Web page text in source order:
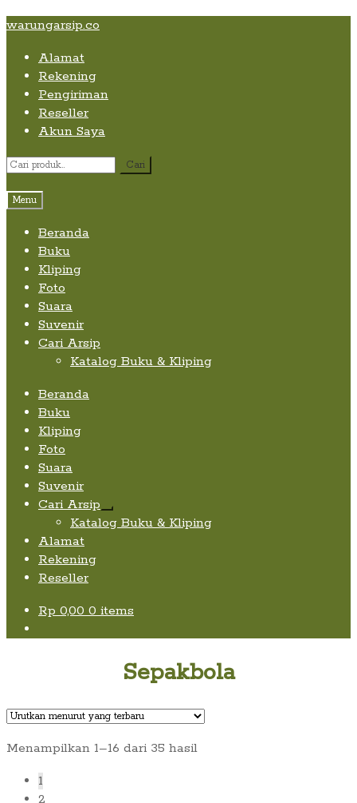
Skip
content
Skip
navigation
Skip
content
warungarsip.co
Alamat
Rekening
Pengiriman
Reseller
Akun Saya
Pencarian
Cari
Menu
Beranda
Buku
Kliping
Foto
Suara
Suvenir
Cari Arsip
Katalog Buku & Kliping
Beranda
Buku
Kliping
Foto
Suara
Suvenir
Cari Arsip
Expand
child
Katalog Buku & Kliping
Alamat
Rekening
Reseller
Rp 0,00 0 items
Sepakbola
Menampilkan 1–16 dari 35 hasilDiurutkan
1